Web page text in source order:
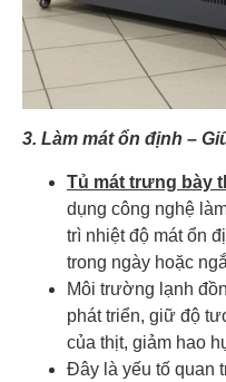
3. Làm mát ổn định –
Tủ mát trưng bày
dụng công nghệ
trì nhiệt độ mát ổn
trong ngày hoặc
Môi trường lạnh
phát triển, giữ độ
của thịt, giảm hao
Đây là yếu tố quan